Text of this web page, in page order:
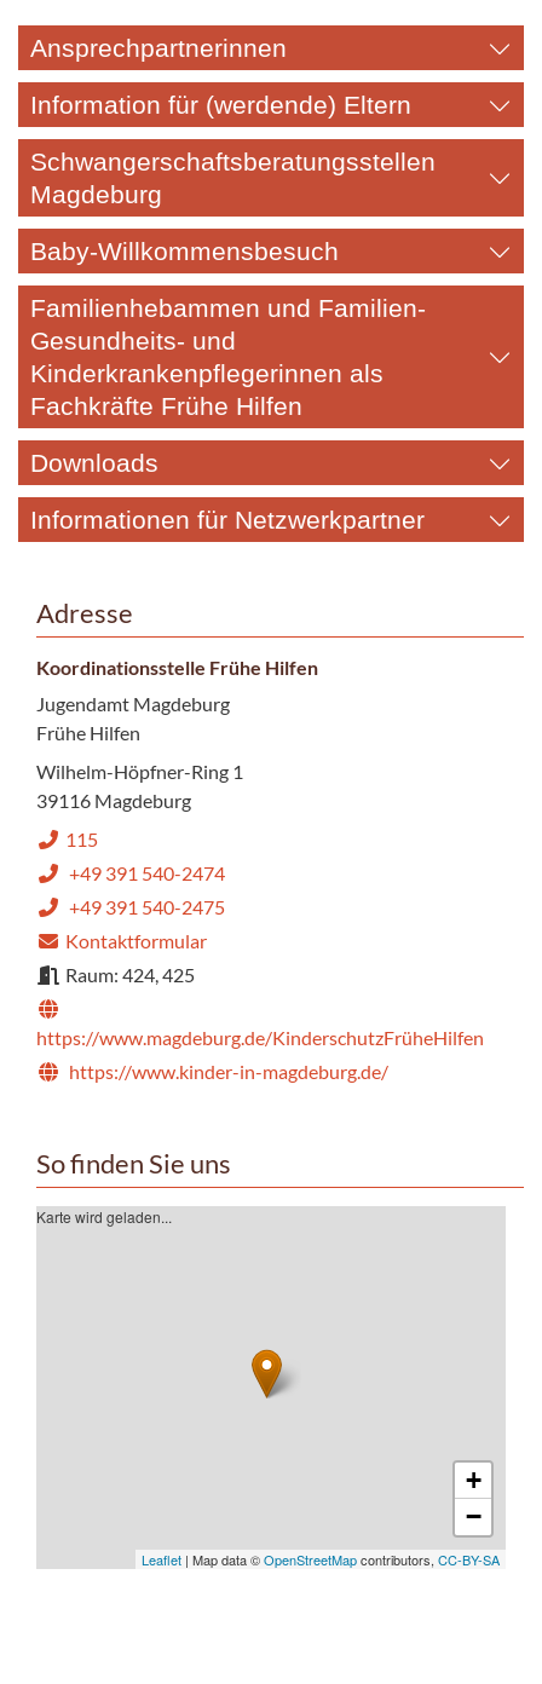
Ansprechpartnerinnen
Information für (werdende) Eltern
Schwangerschaftsberatungsstellen
Magdeburg
Baby-Willkommensbesuch
Familienhebammen und Familien-
Gesundheits- und
Kinderkrankenpflegerinnen als
Fachkräfte Frühe Hilfen
Downloads
Informationen für Netzwerkpartner
Adresse
Koordinationsstelle Frühe Hilfen
Jugendamt Magdeburg
Frühe Hilfen
Wilhelm-Höpfner-Ring 1
39116 Magdeburg
115
+49 391 540-2474
+49 391 540-2475
Kontaktformular
Raum: 424, 425
https://www.magdeburg.de/KinderschutzFrüheHilfen
https://www.kinder-in-magdeburg.de/
So finden Sie uns
Karte wird geladen...
+
−
Leaflet | Map data ©OpenStreetMapcontributors, CC-BY-SA